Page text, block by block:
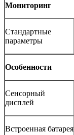
Мониторинг
Стандартные
параметры
Особенности
Сенсорный
дисплей
Встроенная батарея